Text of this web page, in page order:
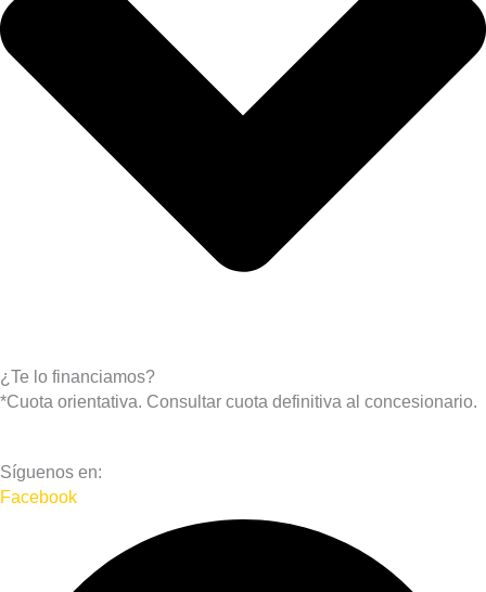
¿Te lo financiamos?
*Cuota orientativa. Consultar cuota definitiva al concesionario.
Síguenos en:
Facebook